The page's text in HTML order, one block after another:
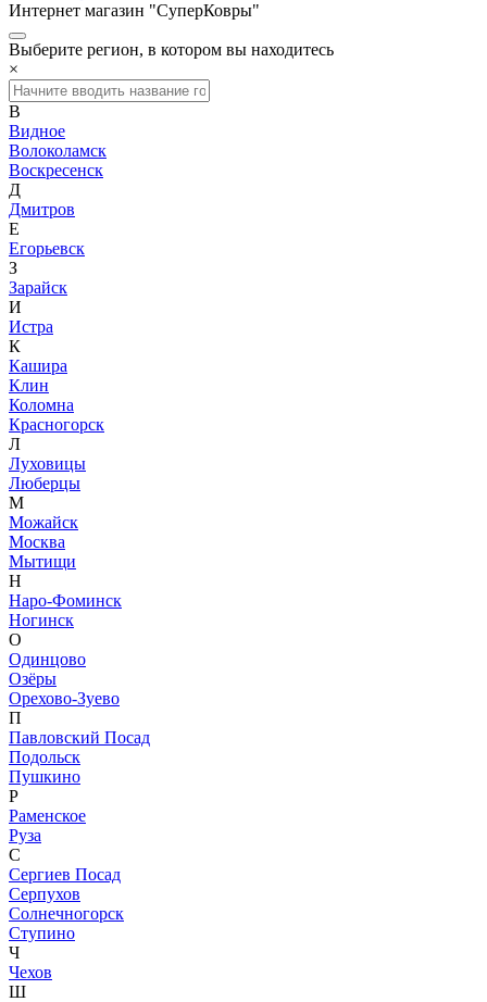
Интернет магазин "СуперКовры"
Выберите регион, в котором вы находитесь
×
В
Видное
Волоколамск
Воскресенск
Д
Дмитров
Е
Егорьевск
З
Зарайск
И
Истра
К
Кашира
Клин
Коломна
Красногорск
Л
Луховицы
Люберцы
М
Можайск
Москва
Мытищи
Н
Наро-Фоминск
Ногинск
О
Одинцово
Озёры
Орехово-Зуево
П
Павловский Посад
Подольск
Пушкино
Р
Раменское
Руза
С
Сергиев Посад
Серпухов
Солнечногорск
Ступино
Ч
Чехов
Ш